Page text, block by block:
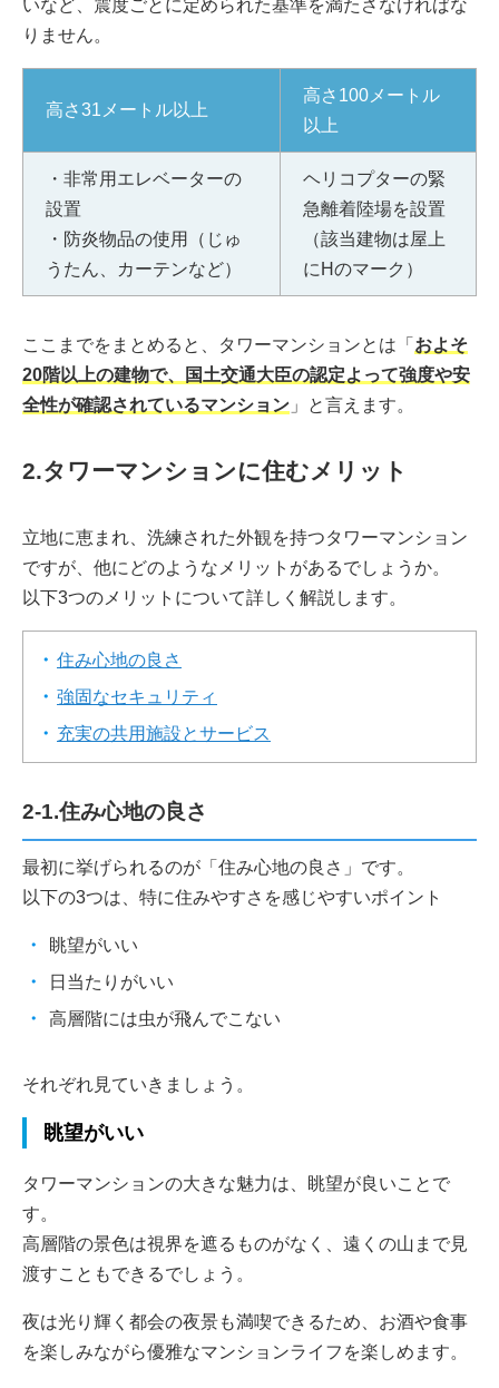
いなど、震度ごとに定められた基準を満たさなければな
りません。
高さ31メートル以上
高さ100メートル
以上
・非常用エレベーターの
設置
・防炎物品の使用（じゅ
うたん、カーテンなど）
ヘリコプターの緊
急離着陸場を設置
（該当建物は屋上
にHのマーク）
ここまでをまとめると、タワーマンションとは「 およそ
20階以上の建物で、国土交通大臣の認定よって強度や安
全性が確認されているマンション 」と言えます。
2.タワーマンションに住むメリット
立地に恵まれ、洗練された外観を持つタワーマンション
ですが、他にどのようなメリットがあるでしょうか。
以下3つのメリットについて詳しく解説します。
住み心地の良さ
強固なセキュリティ
充実の共用施設とサービス
2-1.住み心地の良さ
最初に挙げられるのが「住み心地の良さ」です。
以下の3つは、特に住みやすさを感じやすいポイント
眺望がいい
日当たりがいい
高層階には虫が飛んでこない
それぞれ見ていきましょう。
眺望がいい
タワーマンションの大きな魅力は、眺望が良いことで
す。
高層階の景色は視界を遮るものがなく、遠くの山まで見
渡すこともできるでしょう。
夜は光り輝く都会の夜景も満喫できるため、お酒や食事
を楽しみながら優雅なマンションライフを楽しめます。